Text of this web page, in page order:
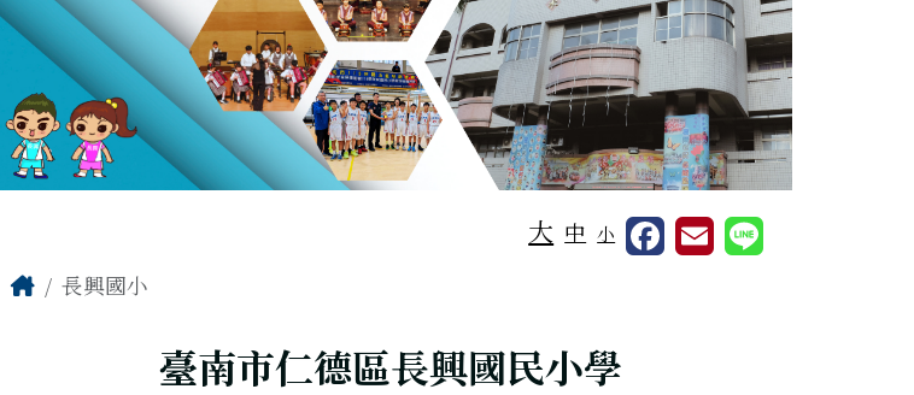
大 中 小
主內容區域
Home長興國小
臺南市仁德區長興國民小學